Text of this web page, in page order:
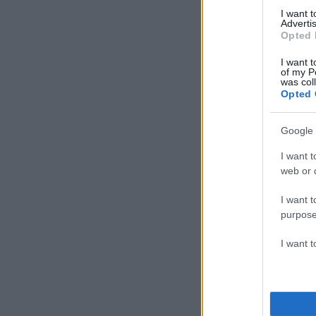
I want
Opted
I want
of my
was
Opted
Google
I want
web or
I want
I want